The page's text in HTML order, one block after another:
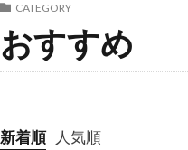
CATEGORY
おすすめ
新着順 人気順